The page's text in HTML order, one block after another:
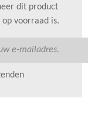
dit product
op voorraad is.